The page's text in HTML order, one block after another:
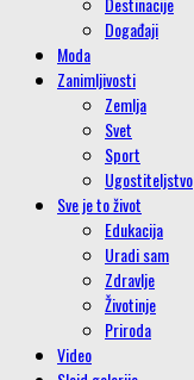
Događaji
Moda
Zanimljivosti
Zemlja
Svet
Sport
Ugostiteljstvo
Sve je to život
Edukacija
Uradi sam
Zdravlje
Životinje
Priroda
Video